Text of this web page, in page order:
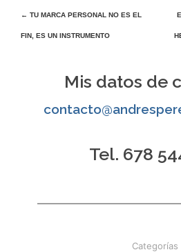
Navegación
de
← TU MARCA PERSONAL NO ES EL
FIN, ES UN INSTRUMENTO
Mis datos de
Tel. 678
Categorías